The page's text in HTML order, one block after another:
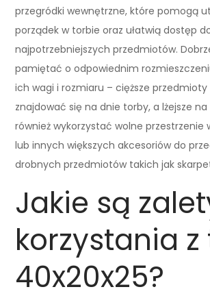
przegródki wewnętrzne, które pomogą
porządek w torbie oraz ułatwią dostęp
najpotrzebniejszych przedmiotów.
pamiętać o odpowiednim
ich wagi i rozmiaru – cięższe
znajdować się na dnie torby, a lżejsze na
również wykorzystać wolne przestrzenie
lub innych większych akcesoriów do
drobnych przedmiotów takich jak
Jakie są
korzystania
40x20x25?